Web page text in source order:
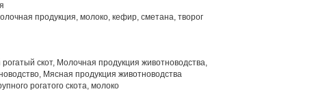
продукция, молоко, кефир, сметана, творог
скот, Молочная продукция животноводства,
Мясная продукция животноводства
рогатого скота, молоко